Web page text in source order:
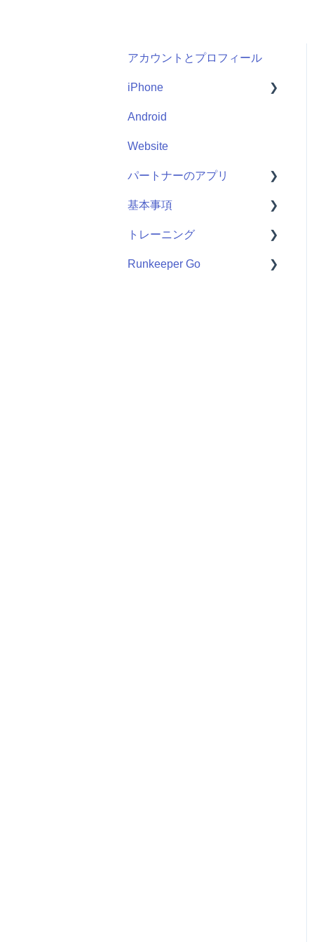
アカウントとプロフィール
iPhone
Me
Start
Android
Website
パートナーのアプリ
Apple Watch
パートナーのアプリ
基本事項
Getting Started
トレーニング
Training Plans
Runkeeper Go